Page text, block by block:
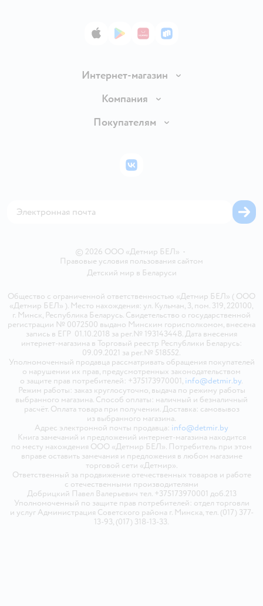
App StoreGoogle Play
AppGallery
RuStore
Интернет-магазин
Доставка и оплата
Правила продажи
Политика использования файлов cookie
Компания
Вакансии
Покупателям
Бонусные карты
© 2026 ООО «Детмир БЕЛ» •
Правовые условия пользования сайтом
Детский мир в Беларуси
Общество с ограниченной ответственностью «Детмир БЕЛ» ( ООО
«Детмир БЕЛ» ). Место нахождения: ул. Кульман, 3, пом. 319, 220100,
г. Минск, Республика Беларусь. Свидетельство о государственной
регистрации № 0072500 выдано Минским горисполкомом, внесена
запись в ЕГР 01.10.2018 за рег.№ 193143448. Дата внесения
интернет-магазина в Торговый реестр Республики Беларусь:
09.09.2021 за рег.№ 518552.
Уполномоченный продавца рассматривать обращения покупателей
о нарушении их прав, предусмотренных законодательством
о защите прав потребителей: +375173970001, info@detmir.by.
Режим работы: заказ круглосуточно, выдача по режиму работы
выбранного магазина. Способ оплаты: наличный и безналичный
расчёт. Оплата товара при получении. Доставка: самовывоз
из выбранного магазина.
Адрес электронной почты продавца: info@detmir.by
Книга замечаний и предложений интернет-магазина находится
по месту нахождения ООО «Детмир БЕЛ». Потребитель при этом
вправе оставить замечания и предложения в любом магазине
торговой сети «Детмир».
Ответственный за продвижение отечественных товаров и работе
с отечественными производителями
Добрицкий Павел Валерьевич тел. +375173970001 доб.213
Уполномоченный по защите прав потребителей: отдел торговли
и услуг Администрация Советского района г. Минска, тел. (017) 377-
13-93, (017) 318-13-33.
ВКонтакте